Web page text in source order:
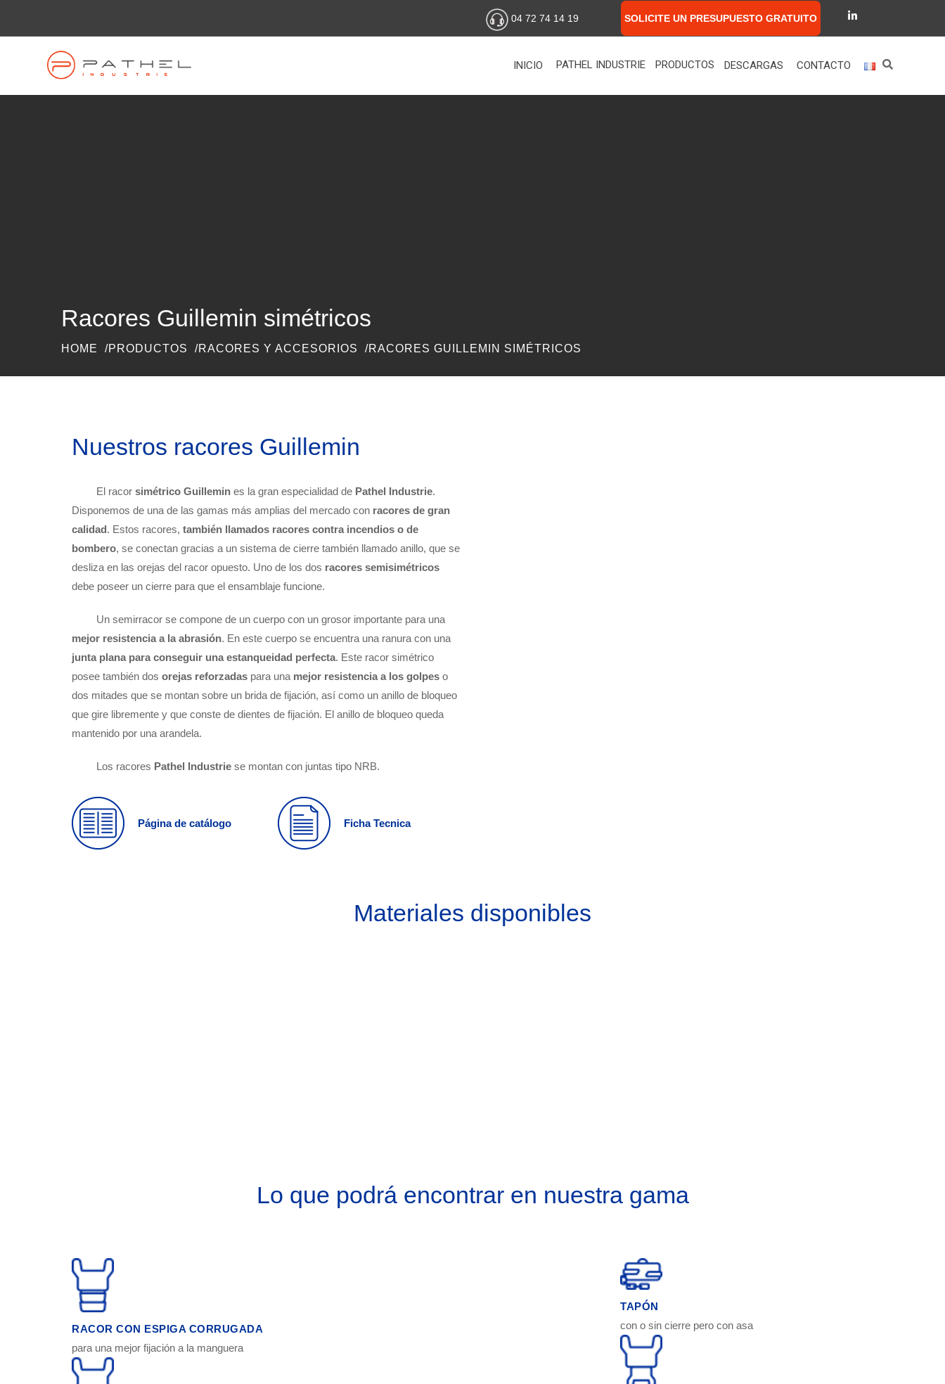
04 72 74 14 19 SOLICITE UN PRESUPUESTO GRATUITO
INICIO PATHEL INDUSTRIE PRODUCTOS DESCARGAS CONTACTO
Racores Guillemin simétricos
HOME PRODUCTOS RACORES Y ACCESORIOS RACORES GUILLEMIN SIMÉTRICOS
Nuestros racores Guillemin
El racor simétrico Guillemin es la gran especialidad de Pathel Industrie.
Disponemos de una de las gamas más amplias del mercado con racores de gran
calidad. Estos racores, también llamados racores contra incendios o de
bombero, se conectan gracias a un sistema de cierre también llamado anillo, que se
desliza en las orejas del racor opuesto. Uno de los dos racores semisimétricos
debe poseer un cierre para que el ensamblaje funcione.
Un semirracor se compone de un cuerpo con un grosor importante para una
mejor resistencia a la abrasión. En este cuerpo se encuentra una ranura con una
junta plana para conseguir una estanqueidad perfecta. Este racor simétrico
posee también dos orejas reforzadas para una mejor resistencia a los golpes o
dos mitades que se montan sobre un brida de fijación, así como un anillo de bloqueo
que gire libremente y que conste de dientes de fijación. El anillo de bloqueo queda
mantenido por una arandela.
Los racores Pathel Industrie se montan con juntas tipo NRB.
Página de catálogo Ficha Tecnica
Materiales disponibles
Lo que podrá encontrar en nuestra gama
RACOR CON ESPIGA CORRUGADA
para una mejor fijación a la manguera
TAPÓN
con o sin cierre pero con asa